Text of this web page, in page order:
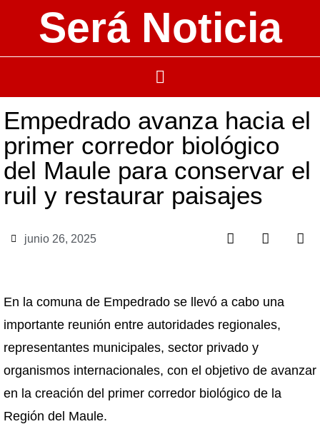
Será Noticia
Empedrado avanza hacia el
primer corredor biológico
del Maule para conservar el
ruil y restaurar paisajes
junio 26, 2025
En la comuna de Empedrado se llevó a cabo una
importante reunión entre autoridades regionales,
representantes municipales, sector privado y
organismos internacionales, con el objetivo de avanzar
en la creación del primer corredor biológico de la
Región del Maule.